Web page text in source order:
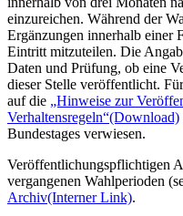
einzureichen. Während der
Ergänzungen innerhalb einer
Eintritt mitzuteilen. Die
Daten und Prüfung, ob eine
dieser Stelle veröffentlicht.
auf die „Hinweise zur
Verhaltensregeln“(Download)
Bundestages verwiesen.
Veröffentlichungspflichtigen
vergangenen Wahlperioden
Archiv(Interner Link).